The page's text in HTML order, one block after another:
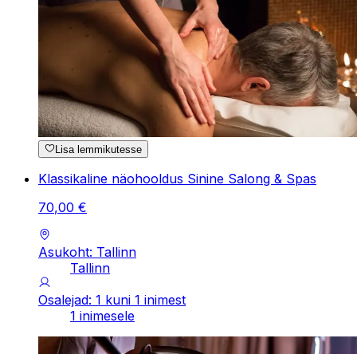
Lisa lemmikutesse
Klassikaline näohooldus Sinine Salong & Spas
70,00 €
Asukoht: Tallinn
Tallinn
Osalejad: 1 kuni 1 inimest
1 inimesele